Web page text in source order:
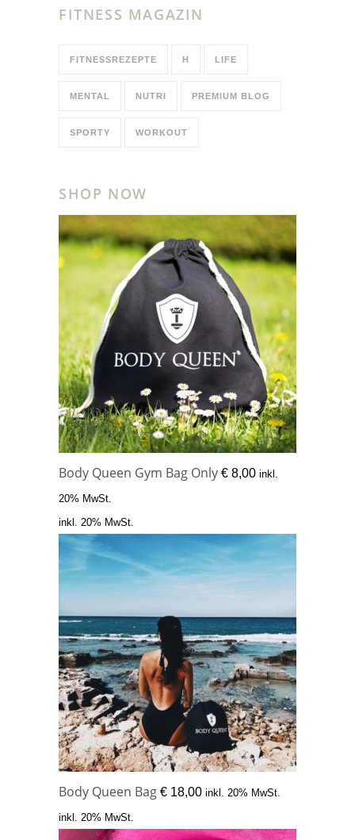
FITNESS MAGAZIN
FITNESSREZEPTE H LIFE
MENTAL NUTRI PREMIUM BLOG
SPORTY WORKOUT
SHOP NOW
Body Queen Gym Bag Only € 8,00 inkl.
20% MwSt.
inkl. 20% MwSt.
Body Queen Bag € 18,00 inkl. 20% MwSt.
inkl. 20% MwSt.